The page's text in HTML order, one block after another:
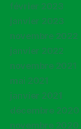
février 2023
janvier 2023
novembre 2022
janvier 2022
novembre 2021
mai 2021
janvier 2021
décembre 2020
novembre 2020